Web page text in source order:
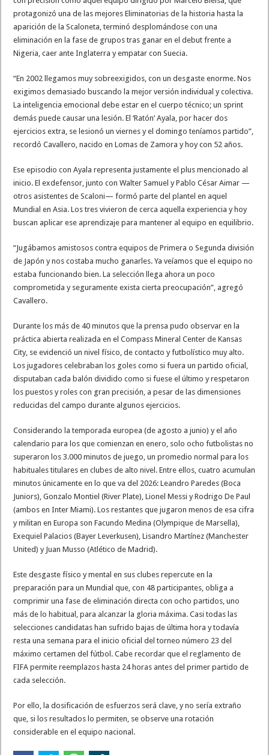
protagonizó una de las mejores Eliminatorias de la historia hasta la
aparición de la Scaloneta, terminó desplomándose con una
eliminación en la fase de grupos tras ganar en el debut frente a
Nigeria, caer ante Inglaterra y empatar con Suecia.
“En 2002 llegamos muy sobreexigidos, con un desgaste enorme. Nos
exigimos demasiado buscando la mejor versión individual y colectiva.
La inteligencia emocional debe estar en el cuerpo técnico; un sprint
demás puede causar una lesión. El ‘Ratón’ Ayala, por hacer dos
ejercicios extra, se lesionó un viernes y el domingo teníamos partido”,
recordó Cavallero, nacido en Lomas de Zamora y hoy con 52 años.
Ese episodio con Ayala representa justamente el plus mencionado al
inicio. El exdefensor, junto con Walter Samuel y Pablo César Aimar —
otros asistentes de Scaloni— formó parte del plantel en aquel
Mundial en Asia. Los tres vivieron de cerca aquella experiencia y hoy
buscan aplicar ese aprendizaje para mantener al equipo en equilibrio.
“Jugábamos amistosos contra equipos de Primera o Segunda división
de Japón y nos costaba mucho ganarles. Ya veíamos que el equipo no
estaba funcionando bien. La selección llega ahora un poco
comprometida y seguramente exista cierta preocupación”, agregó
Cavallero.
Durante los más de 40 minutos que la prensa pudo observar en la
práctica abierta realizada en el Compass Mineral Center de Kansas
City, se evidenció un nivel físico, de contacto y futbolístico muy alto.
Los jugadores celebraban los goles como si fuera un partido oficial,
disputaban cada balón dividido como si fuese el último y respetaron
los puestos y roles con gran precisión, a pesar de las dimensiones
reducidas del campo durante algunos ejercicios.
Considerando la temporada europea (de agosto a junio) y el año
calendario para los que comienzan en enero, solo ocho futbolistas no
superaron los 3.000 minutos de juego, un promedio normal para los
habituales titulares en clubes de alto nivel. Entre ellos, cuatro acumulan
minutos únicamente en lo que va del 2026: Leandro Paredes (Boca
Juniors), Gonzalo Montiel (River Plate), Lionel Messi y Rodrigo De Paul
(ambos en Inter Miami). Los restantes que jugaron menos de esa cifra
y militan en Europa son Facundo Medina (Olympique de Marsella),
Exequiel Palacios (Bayer Leverkusen), Lisandro Martínez (Manchester
United) y Juan Musso (Atlético de Madrid).
Este desgaste físico y mental en sus clubes repercute en la
preparación para un Mundial que, con 48 participantes, obliga a
comprimir una fase de eliminación directa con ocho partidos, uno
más de lo habitual, para alcanzar la gloria máxima. Casi todas las
selecciones candidatas han sufrido bajas de última hora y todavía
resta una semana para el inicio oficial del torneo número 23 del
máximo certamen del fútbol. Cabe recordar que el reglamento de
FIFA permite reemplazos hasta 24 horas antes del primer partido de
cada selección.
Por ello, la dosificación de esfuerzos será clave, y no sería extraño
que, si los resultados lo permiten, se observe una rotación
considerable en el equipo nacional.